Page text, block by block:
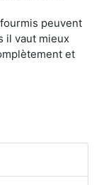
peuvent
il vaut mieux
et